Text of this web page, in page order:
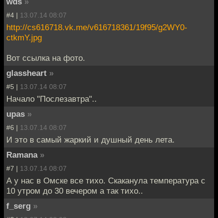
#4 | 13.07.14 08:07
http://cs616718.vk.me/v616718361/19f95/g2WY0-
ctkmY.jpg
Вот ссылка на фото.
glassheart »
#5 | 13.07.14 08:07
Начало "Послезавтра"..
upas »
#6 | 13.07.14 08:07
И это в самый жаркий и душный день лета.
Ramana »
#7 | 13.07.14 08:07
А у нас в Омске все тихо. Скаканула температура с
10 утром до 30 вечером а так тихо..
f_serg »